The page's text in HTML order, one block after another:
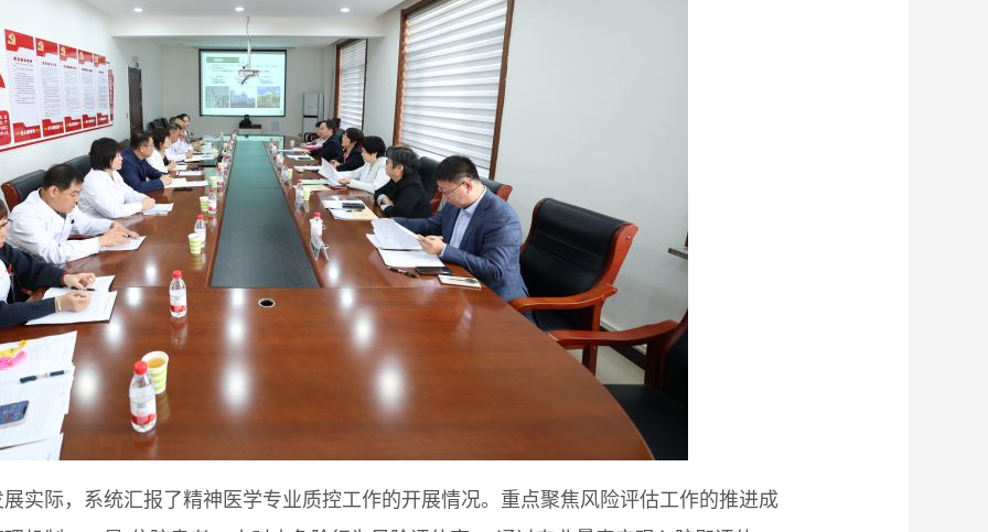
实际，系统汇报了精神医学专业质控工作的开展情况。重点聚焦风险评估工作的推进成